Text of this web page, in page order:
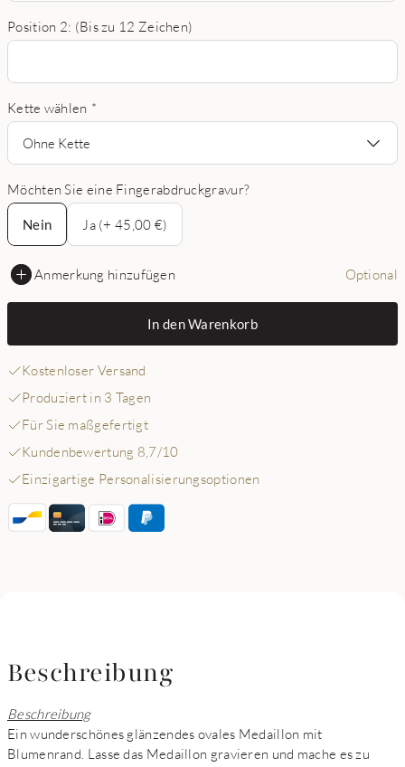
Position 2: (Bis zu 12 Zeichen)
Kette wählen *
Ohne Kette
Möchten Sie eine Fingerabdruckgravur?
Nein
Nein
Ja (+ 45,00 €)
Anmerkung hinzufügen Optional
In den Warenkorb
Kostenloser Versand
Produziert in 3 Tagen
Für Sie maßgefertigt
Kundenbewertung 8,7/10
Einzigartige Personalisierungsoptionen
Beschreibung
Beschreibung
Ein wunderschönes glänzendes ovales Medaillon mit
Blumenrand. Lasse das Medaillon gravieren und mache es zu